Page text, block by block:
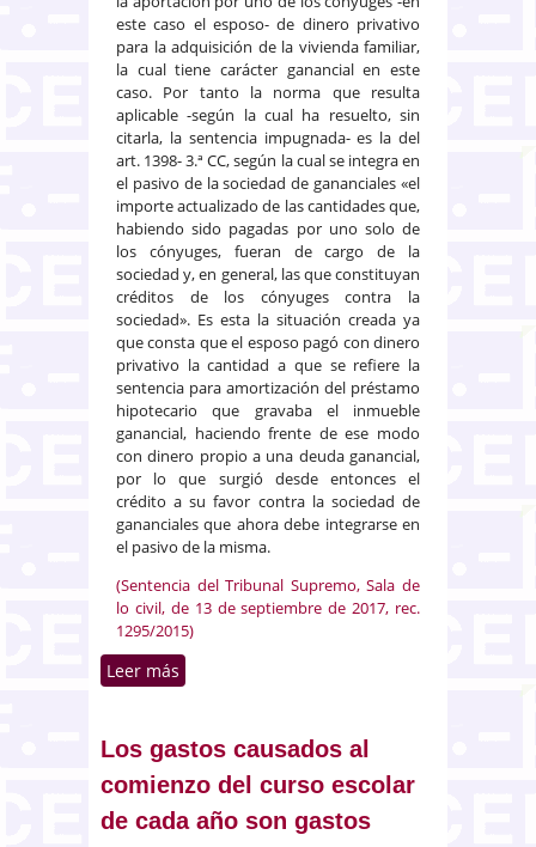
este caso el esposo- de dinero privativo
para la adquisición de la vivienda familiar,
la cual tiene carácter ganancial en este
caso. Por tanto la norma que resulta
aplicable -según la cual ha resuelto, sin
citarla, la sentencia impugnada- es la del
art. 1398- 3.ª CC, según la cual se integra en
el pasivo de la sociedad de gananciales «el
importe actualizado de las cantidades que,
habiendo sido pagadas por uno solo de
los cónyuges, fueran de cargo de la
sociedad y, en general, las que constituyan
créditos de los cónyuges contra la
sociedad». Es esta la situación creada ya
que consta que el esposo pagó con dinero
privativo la cantidad a que se refiere la
sentencia para amortización del préstamo
hipotecario que gravaba el inmueble
ganancial, haciendo frente de ese modo
con dinero propio a una deuda ganancial,
por lo que surgió desde entonces el
crédito a su favor contra la sociedad de
gananciales que ahora debe integrarse en
el pasivo de la misma.
(Sentencia del Tribunal Supremo, Sala de
lo civil, de 13 de septiembre de 2017, rec.
1295/2015)
Leer más
Los gastos causados al
comienzo del curso escolar
de cada año son gastos